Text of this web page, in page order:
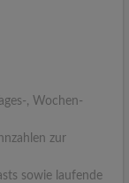
, Wochen-
zur
sowie laufende